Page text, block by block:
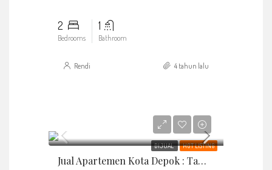
2
Bedrooms
1
Bathroom
Rendi 4 tahun lalu
DIJUAL HOT LISTING
Jual Apartemen Kota Depok : Taman Melati Margonda